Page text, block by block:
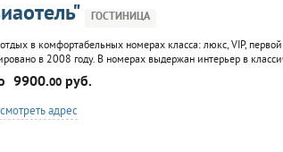
ГОСТИНИЦА
отдых в комфортабельных номерах класса: люкс, VIP,
в 2008 году. В номерах выдержан интерьер в
уровнем комфорта. Посетители гостиницы могут
красоты...
9900.00руб.
адрес